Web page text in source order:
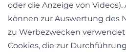
oder die Anzeige von Videos).
können zur Auswertung des
zu Werbezwecken
Cookies, die zur